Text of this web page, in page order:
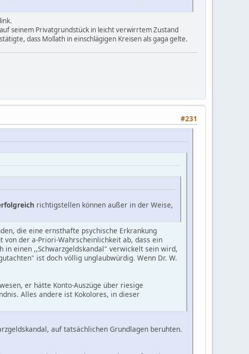
seinem Privatgrundstück in leicht verwirrtem Zustand
dass Mollath in einschlägigen Kreisen als gaga gelte.
#231
richtigstellen können außer in der Weise,
die eine ernsthafte psychische Erkrankung
der a-Priori-Wahrscheinlichkeit ab, dass ein
in einen ,,Schwarzgeldskandal" verwickelt sein wird,
ist doch völlig unglaubwürdig. Wenn Dr. W.
er hätte Konto-Auszüge über riesige
Alles andere ist Kokolores, in dieser
auf tatsächlichen Grundlagen beruhten.